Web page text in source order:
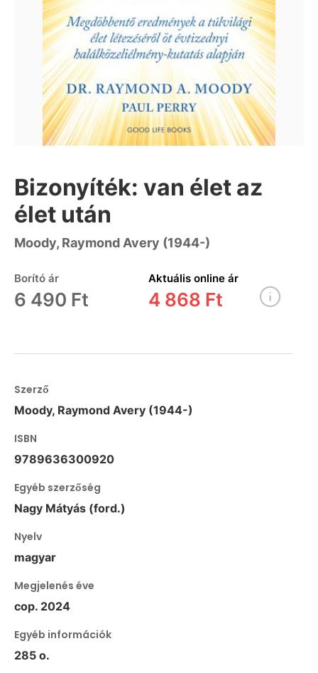
Bizonyíték: van élet az
élet után
Moody, Raymond Avery (1944-)
Borító ár
6 490 Ft
Aktuális online ár
4 868 Ft
Szerző
Moody, Raymond Avery (1944-)
ISBN
9789636300920
Egyéb szerzőség
Nagy Mátyás (ford.)
Nyelv
magyar
Megjelenés éve
cop. 2024
Egyéb információk
285 o.